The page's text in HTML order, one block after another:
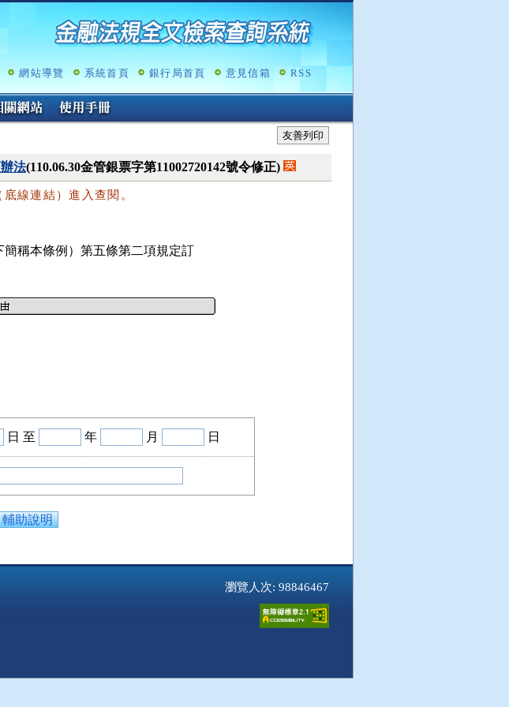
網站導覽 系統首頁 銀行局首頁 意見信箱 RSS
友善列印
法(110.06.30金管銀票字第11002720142號令修正)
線連結）進入查閱。
稱本條例）第五條第二項規定訂
日 至 年 月 日
輔助說明
瀏覽人次: 98846467